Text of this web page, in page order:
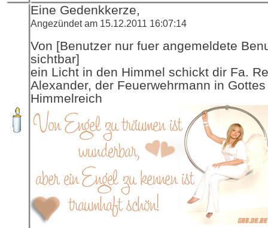
Eine Gedenkkerze,
Angezündet am 15.12.2011 16:07:14
Von [Benutzer nur fuer angemeldete
sichtbar]
ein Licht in den Himmel schickt dir Fa.
Alexander, der Feuerwehrmann in Gottes
Himmelreich